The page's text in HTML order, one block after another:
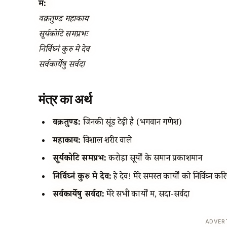
मंत्र:
वक्रतुण्ड महाकाय
सूर्यकोटि समप्रभः
निर्विघ्नं कुरु मे देव
सर्वकार्येषु सर्वदा
मंत्र का अर्थ
वक्रतुण्ड:जिनकी सूंड टेढ़ी है (भगवान गणेश)
महाकाय:विशाल शरीर वाले
सूर्यकोटि समप्रभ:करोड़ों सूर्यों के समान प्रकाशमान
निर्विघ्नं कुरु मे देव:हे देव! मेरे समस्त कार्यों को निर्विघ्न
सर्वकार्येषु सर्वदा:मेरे सभी कार्यों में, सदा-सर्वदा